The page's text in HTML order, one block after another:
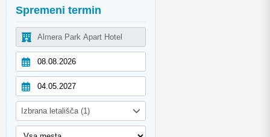
Spremeni termin
Izbrana letališča (1)